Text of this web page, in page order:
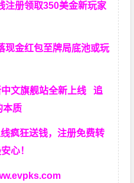
注册领取350美金新玩家
现金红包至牌局底池或玩
文旗舰站全新上线 追
本质
疯狂送钱，注册免费转
心！